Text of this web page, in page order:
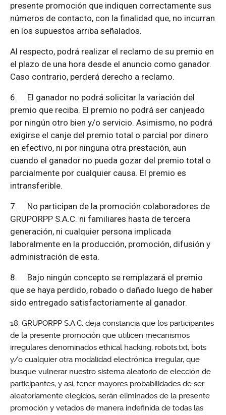
presente promoción que indiquen correctamente sus
números de contacto, con la finalidad que, no incurran
en los supuestos arriba señalados.
Al respecto, podrá realizar el reclamo de su premio en
el plazo de una hora desde el anuncio como ganador.
Caso contrario, perderá derecho a reclamo.
6. El ganador no podrá solicitar la variación del
premio que reciba. El premio no podrá ser canjeado
por ningún otro bien y/o servicio. Asimismo, no podrá
exigirse el canje del premio total o parcial por dinero
en efectivo, ni por ninguna otra prestación, aun
cuando el ganador no pueda gozar del premio total o
parcialmente por cualquier causa. El premio es
intransferible.
7. No participan de la promoción colaboradores de
GRUPORPP S.A.C. ni familiares hasta de tercera
generación, ni cualquier persona implicada
laboralmente en la producción, promoción, difusión y
administración de esta.
8. Bajo ningún concepto se remplazará el premio
que se haya perdido, robado o dañado luego de haber
sido entregado satisfactoriamente al ganador.
GRUPORPP S.A.C. deja constancia que los participantes
de la presente promoción que utilicen mecanismos
irregulares denominados ethical hacking, robots.txt, bots
y/o cualquier otra modalidad electrónica irregular, que
busque vulnerar nuestro sistema aleatorio de elección de
participantes; y así, tener mayores probabilidades de ser
aleatoriamente elegidos, serán eliminados de la presente
promoción y vetados de manera indefinida de todas las